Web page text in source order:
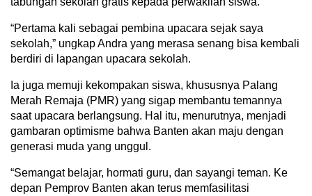
“Pertama kali sebagai pembina upacara sejak saya
sekolah,” ungkap Andra yang merasa senang bisa kembali
berdiri di lapangan upacara sekolah.
Ia juga memuji kekompakan siswa, khususnya Palang
Merah Remaja (PMR) yang sigap membantu temannya
saat upacara berlangsung. Hal itu, menurutnya, menjadi
gambaran optimisme bahwa Banten akan maju dengan
generasi muda yang unggul.
“Semangat belajar, hormati guru, dan sayangi teman. Ke
depan Pemprov Banten akan terus memfasilitasi